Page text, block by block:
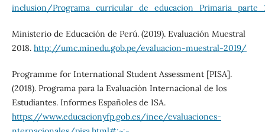
inclusion/
Ministerio de Educación de Perú. (2019). Evaluación Muestral
2018. http://umc.minedu.gob.pe/evaluacion-muestral-2019/
Programme for International Student Assessment [PISA].
(2018). Programa para la Evaluación Internacional de los
Estudiantes. Informes Españoles de ISA.
https://www.educacionyfp.gob.es/inee/evaluaciones-